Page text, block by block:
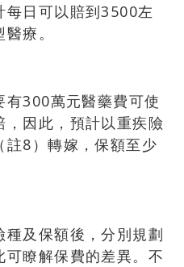
每日可以賠到3500左
療。
有300萬元醫藥費可使
因此，預計以重疾險
註8）轉嫁，保額至少
及保額後，分別規劃
瞭解保費的差異。不